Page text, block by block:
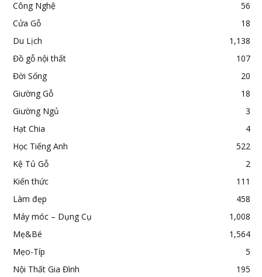
Công Nghệ
56
Cửa Gỗ
18
Du Lịch
1,138
Đồ gỗ nội thất
107
Đời Sống
20
Giường Gỗ
18
Giường Ngủ
3
Hạt Chia
4
Học Tiếng Anh
522
Kệ Tủ Gỗ
2
Kiến thức
111
Làm đẹp
458
Máy móc – Dụng Cụ
1,008
Mẹ&Bé
1,564
Mẹo-Típ
5
Nội Thất Gia Đình
195